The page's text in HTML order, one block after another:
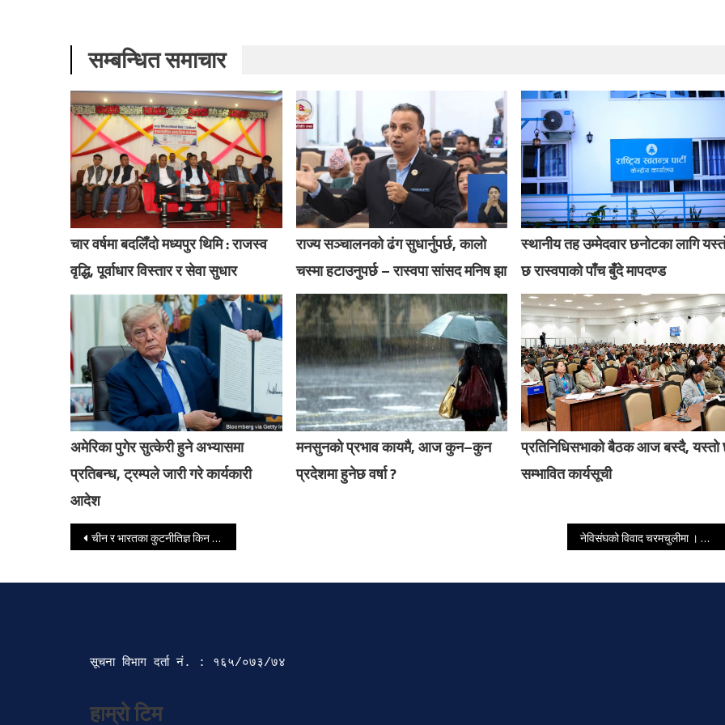
सम्बन्धित समाचार
चार वर्षमा बदलिँदो मध्यपुर थिमि : राजस्व
वृद्धि, पूर्वाधार विस्तार र सेवा सुधार
राज्य सञ्चालनको ढंग सुधार्नुपर्छ, कालो
चस्मा हटाउनुपर्छ – रास्वपा सांसद मनिष झा
स्थानीय तह उम्मेदवार छनोटका लागि
छ रास्वपाको पाँच बुँदे मापदण्ड
अमेरिका पुगेर सुत्केरी हुने अभ्यासमा
प्रतिबन्ध, ट्रम्पले जारी गरे कार्यकारी
आदेश
मनसुनको प्रभाव कायमै, आज कुन–कुन
प्रदेशमा हुनेछ वर्षा ?
प्रतिनिधिसभाको बैठक आज बस्दै,
सम्भावित कार्यसूची
Post navigation
चीन र भारतका कुटनीतिज्ञ किन एकाएक लुम्बिनीमा ओइरिए ? नेविसंघको विवाद चरमचुलीमा । त्रिविमा ४ छुट्टाछुट्टै समानान्तर समिति
सूचना विभाग दर्ता‍ नं. : १६५/०७३/७४
हाम्रो टिम